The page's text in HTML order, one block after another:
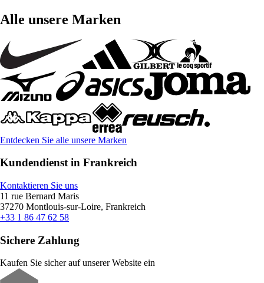
Alle unsere Marken
Entdecken Sie alle unsere Marken
Kundendienst in Frankreich
Kontaktieren Sie uns
11 rue Bernard Maris
37270 Montlouis-sur-Loire, Frankreich
+33 1 86 47 62 58
Sichere Zahlung
Kaufen Sie sicher auf unserer Website ein